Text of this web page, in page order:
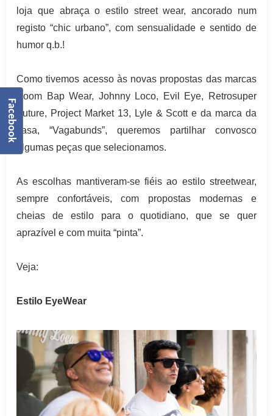
loja que abraça o estilo street wear, ancorado num
registo “chic urbano”, com sensualidade e sentido de
humor q.b.!
Como tivemos acesso às novas propostas das marcas
Boom Bap Wear, Johnny Loco, Evil Eye, Retrosuper
Future, Project Market 13, Lyle & Scott e da marca da
casa, “Vagabunds”, queremos partilhar convosco
algumas peças que selecionamos.
As escolhas mantiveram-se fiéis ao estilo streetwear,
sempre confortáveis, com propostas modernas e
cheias de estilo para o quotidiano, que se quer
aprazível e com muita “pinta”.
Veja:
Estilo EyeWear
Facebook